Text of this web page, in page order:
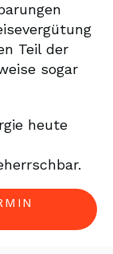
Teil der
sogar
heute